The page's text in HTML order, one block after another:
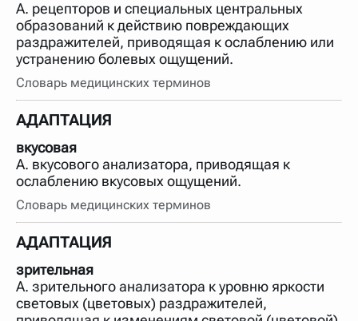
А. рецепторов и специальных центральных
образований к действию повреждающих
раздражителей, приводящая к ослаблению или
устранению болевых ощущений.
Словарь медицинских терминов
АДАПТАЦИЯ
вкусовая
А. вкусового анализатора, приводящая к
ослаблению вкусовых ощущений.
Словарь медицинских терминов
АДАПТАЦИЯ
зрительная
А. зрительного анализатора к уровню яркости
световых (цветовых) раздражителей,